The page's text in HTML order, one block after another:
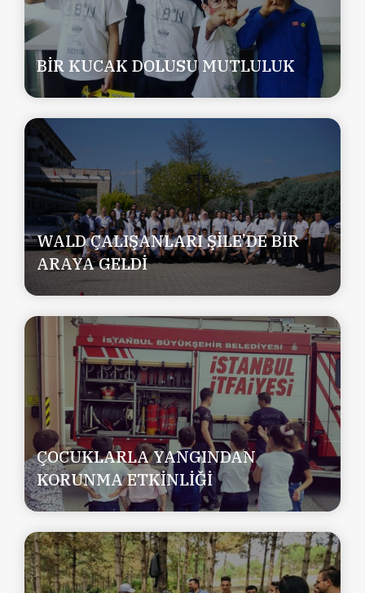
BİR KUCAK DOLUSU MUTLULUK
WALD ÇALIŞANLARI ŞİLE’DE BİR
ARAYA GELDİ
ÇOCUKLARLA YANGINDAN
KORUNMA ETKİNLİĞİ